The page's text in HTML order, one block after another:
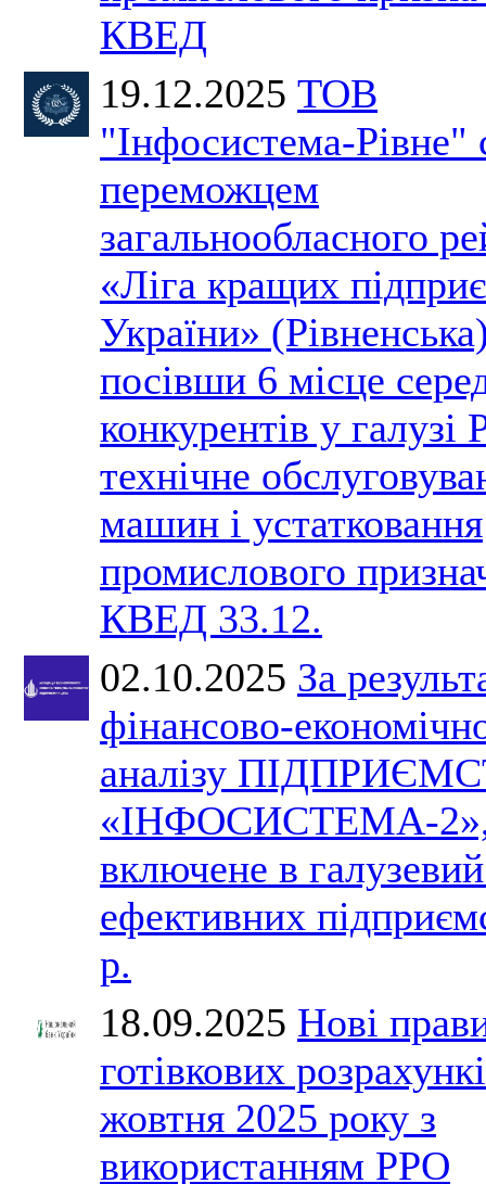
КВЕД
19.12.2025 ТОВ
"Інфосистема-Рівне"
переможцем
загальнообласного
«Ліга кращих
України»
посівши 6 місце
конкурентів у галузі
технічне
машин і устатковання
промислового
КВЕД 33.12.
02.10.2025 За
фінансово-
аналізу
«ІНФОСИСТЕМА-2»,
включене в
ефективних
р.
18.09.2025 Нові
готівкових
жовтня 2025 року з
використанням РРО